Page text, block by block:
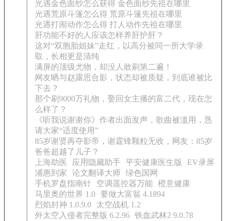
光遇金色面纱怎么获得 金色面纱先祖在哪里
光遇荒原斗篷怎么得 荒原斗篷先祖在哪里
光遇打闹动作怎么得 打人动作先祖在哪里
肝功能不好的人应该怎样养肝护肝？
这对“双胞胎姐妹”走红，以高分被同一所大学录
取，长相更是清纯
满屏的顶级尤物，却没人敢刷第二遍！
网友晒与赵露思合影，状态却被质疑，到底谁被比
下去？
那个刷9000万礼物，娶回女主播的富二代，现在怎
么样了？
《听我说谢谢你》作者出面发声，歌曲被滥用，恳
请大家“适度使用”
85岁谢贤再夺影帝，谢霆锋颗粒无收，网友：85岁
爸爸超越了儿子？
上海助医
应用隐藏助手 平安健康医生版
EV录屏
浦惠到家
论文翻译大师 绿色国网
手机罗盘指南针
空调遥控器万能 橙意健康
马里奥的世界 1.0 要做大富翁 4.1894
烈焰封神 1.0.9.0
太空战机 1.2
外太空入侵者完整版 6.2.96 铁血武林2 9.0.78